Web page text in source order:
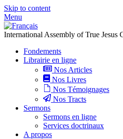
Skip to content
Menu
International Assembly of True Jesus
Fondements
Librairie en ligne
Nos Articles
Nos Livres
Nos Témoignages
Nos Tracts
Sermons
Sermons en ligne
Services doctrinaux
A propos